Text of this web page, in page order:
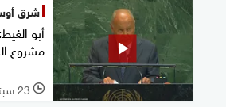
شرق
أبو
مشروع
l 23 سبتمبر 2025